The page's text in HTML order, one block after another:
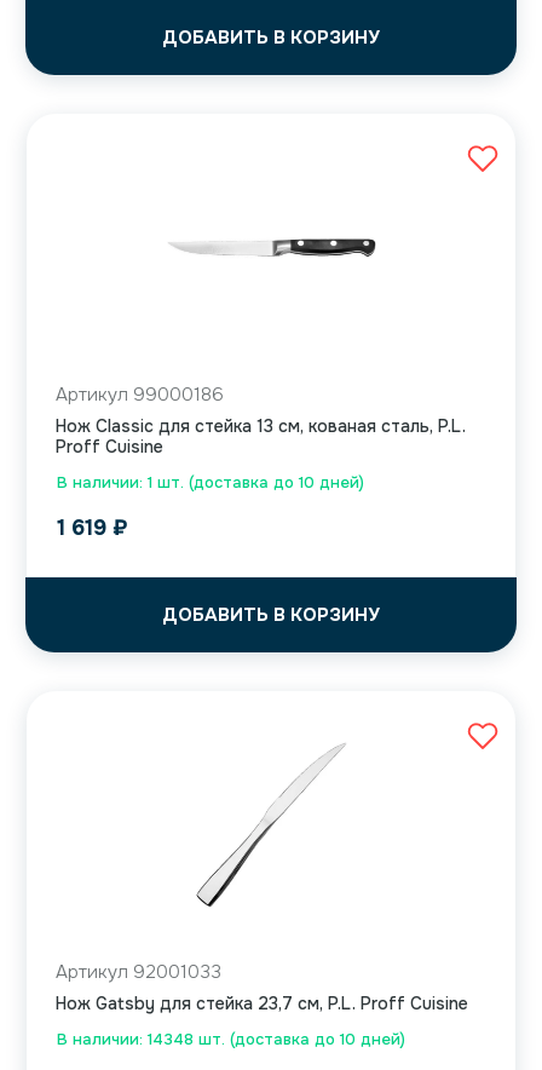
ДОБАВИТЬ В КОРЗИНУ
В наличии: 1 шт. (доставка до 10 дней)
Артикул 99000186
Нож Classic для стейка 13 см, кованая сталь, P.L.
Proff Cuisine
1 619 ₽
ДОБАВИТЬ В КОРЗИНУ
В наличии: 14348 шт. (доставка до 10 дней)
Артикул 92001033
Нож Gatsby для стейка 23,7 см, P.L. Proff Cuisine